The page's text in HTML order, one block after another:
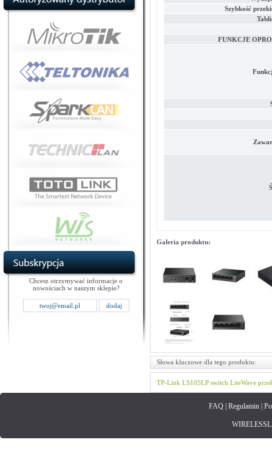
Chcesz otrzymywać informacje o
nowościach w naszym sklepie?
Szybkość
FUNKCJE
Galeria produktu:
Słowa kluczowe dla tego produktu:
TP-Link LS105LP switch LiteWave
FAQ| Regulamin|